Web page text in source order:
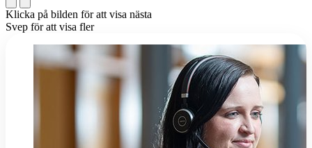
Klicka på bilden för att visa nästa
Svep för att visa fler